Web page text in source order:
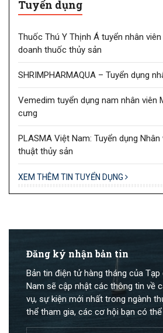
Tuyển dụng
Thuốc Thú Y Thịnh Á tuyển nhân
doanh thuốc thủy sản
SHRIMPHARMAQUA – Tuyển dụng
Vemedim tuyển dụng nam nhân viên
cưng
PLASMA Việt Nam: Tuyển dụng
thuật thủy sản
XEM THÊM TIN TUYỂN DỤNG
Đăng ký nhận bản tin
Bản tin điện tử hàng tháng của
Nam sẽ cập nhật các thông tin về
vụ, sự kiện mới nhất trong ngành
thể tham gia, các cơ hội bạn có